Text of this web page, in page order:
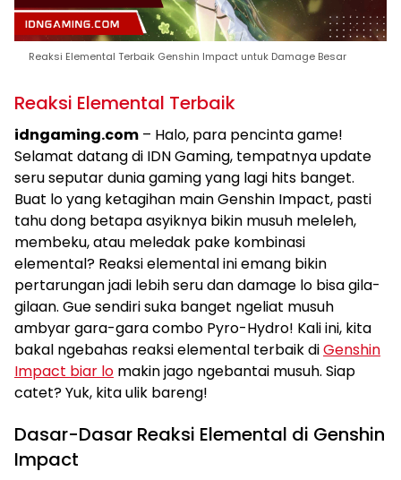
Reaksi Elemental Terbaik Genshin Impact untuk Damage Besar
Reaksi Elemental Terbaik
idngaming.com – Halo, para pencinta game!
Selamat datang di IDN Gaming, tempatnya update
seru seputar dunia gaming yang lagi hits banget.
Buat lo yang ketagihan main Genshin Impact, pasti
tahu dong betapa asyiknya bikin musuh meleleh,
membeku, atau meledak pake kombinasi
elemental? Reaksi elemental ini emang bikin
pertarungan jadi lebih seru dan damage lo bisa gila-
gilaan. Gue sendiri suka banget ngeliat musuh
ambyar gara-gara combo Pyro-Hydro! Kali ini, kita
bakal ngebahas reaksi elemental terbaik diGenshin
Impact biar lo makin jago ngebantai musuh. Siap
catet? Yuk, kita ulik bareng!
Dasar-Dasar Reaksi Elemental di Genshin
Impact